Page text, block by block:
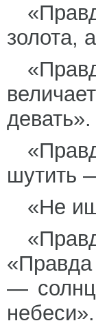
золота,
шутить
«Не
—
небеси».